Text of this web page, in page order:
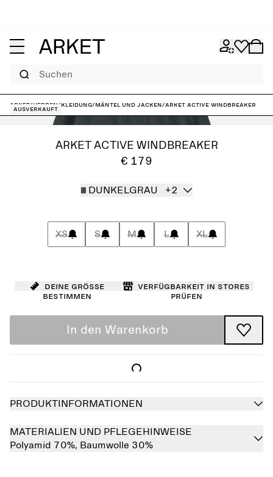
Suchen
ARKET/Herren /Kleidung/Mäntel und Jacken/ARKET ACTIVE Windbreaker
Ausverkauft
ARKET ACTIVE WINDBREAKER
€ 179
DUNKELGRAU +2
XS S M L XL
Deine Größe
bestimmen
Verfügbarkeit in Stores
prüfen
In den Warenkorb
PRODUKTINFORMATIONEN
MATERIALIEN UND PFLEGEHINWEISE
Polyamid 70%, Baumwolle 30%